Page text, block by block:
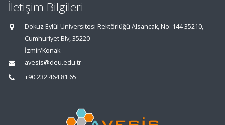
İletişim Bilgileri
Dokuz Eylül Üniversitesi Rektörlüğü Alsancak, No: 144 35210,
Cumhuriyet Blv, 35220
İzmir/Konak
avesis@deu.edu.tr
+90 232 464 81 65